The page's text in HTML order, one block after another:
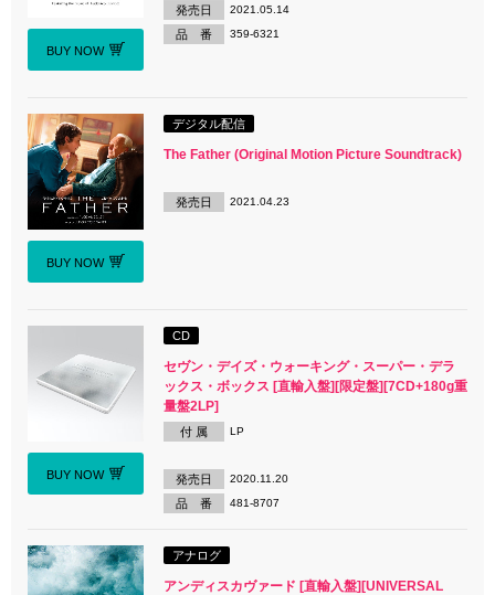
BUY NOW
発売日 2021.05.14
品 番 359-6321
BUY NOW
デジタル配信
The Father (Original Motion Picture Soundtrack)
発売日 2021.04.23
BUY NOW
CD
セヴン・デイズ・ウォーキング・スーパー・デラ
ックス・ボックス [直輸入盤][限定盤][7CD+180g重
量盤2LP]
付 属 LP
発売日 2020.11.20
品 番 481-8707
アナログ
アンディスカヴァード [直輸入盤][UNIVERSAL